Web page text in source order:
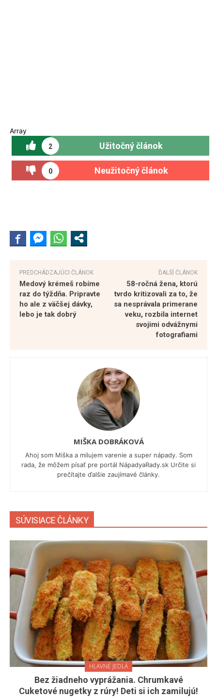
Array
2 Užitočný článok
0 Neužitočný článok
PREDCHÁDZAJÚCI ČLÁNOK
Medový krémeš robíme
raz do týždňa. Pripravte
ho ale z väčšej dávky,
lebo je tak dobrý
ĎALŠÍ ČLÁNOK
58-ročná žena, ktorú
tvrdo kritizovali za to, že
sa nesprávala primerane
veku, rozbila internet
svojimi odvážnymi
fotografiami
MIŠKA DOBRÁKOVÁ
Ahoj som Miška a milujem varenie a super nápady. Som
rada, že môžem písať pre portál NápadyaRady.sk Určite si
prečítajte ďalšie zaujímavé články.
SÚVISIACE ČLÁNKY
HLAVNÉ JEDLÁ
Bez žiadneho vyprážania. Chrumkavé
Cuketové nugetky z rúry! Deti si ich zamilujú!